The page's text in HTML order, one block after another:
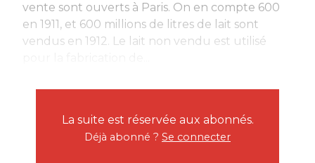
vente sont ouverts à Paris. On en compte 600
en 1911, et 600 millions de litres de lait sont
vendus en 1912. Le lait non vendu est utilisé
La suite est réservée aux abonnés.
Déjà abonné ? Se connecter